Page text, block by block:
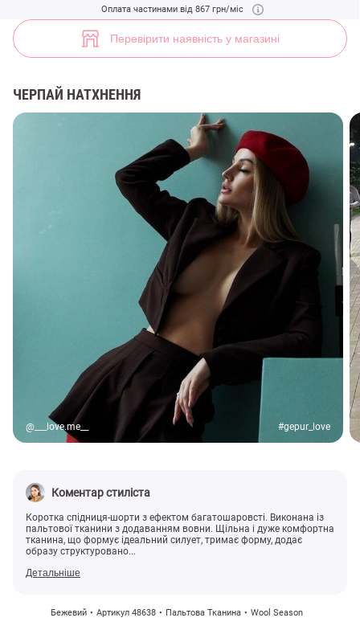
Оплата частинами від 867 грн/міс
Перевірити наявність у магазині
ЧЕРПАЙ НАТХНЕННЯ
@___love.me__ #gepur_love
Коментар стиліста
Коротка спідниця-шорти з ефектом багатошаровсті. Виконана із
пальтової тканини з додаванням вовни. Щільна і дуже комфортна
тканина, що формує ідеальний силует, тримає форму, додає
образу структуровано...
Детальніше
Бежевий Артикул 48638 Пальтова Тканина Wool Season
Бежева спідниця-шорти у складку із додаванням вовни (арт.